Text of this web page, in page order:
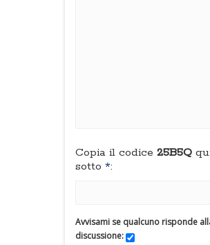
Copia il codice 25B5Q
sotto *:
Avvisami se qualcuno risponde
discussione: